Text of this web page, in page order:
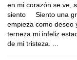
en mi corazón se ve,
siento Siento una
empieza como
terneza mi infeliz
de mi tristeza. ...